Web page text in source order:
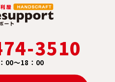
3510
00～18：00